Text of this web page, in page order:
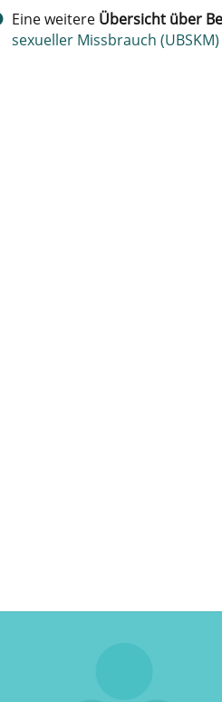
Eine weitere Übersicht über
sexueller Missbrauch (UBSKM)